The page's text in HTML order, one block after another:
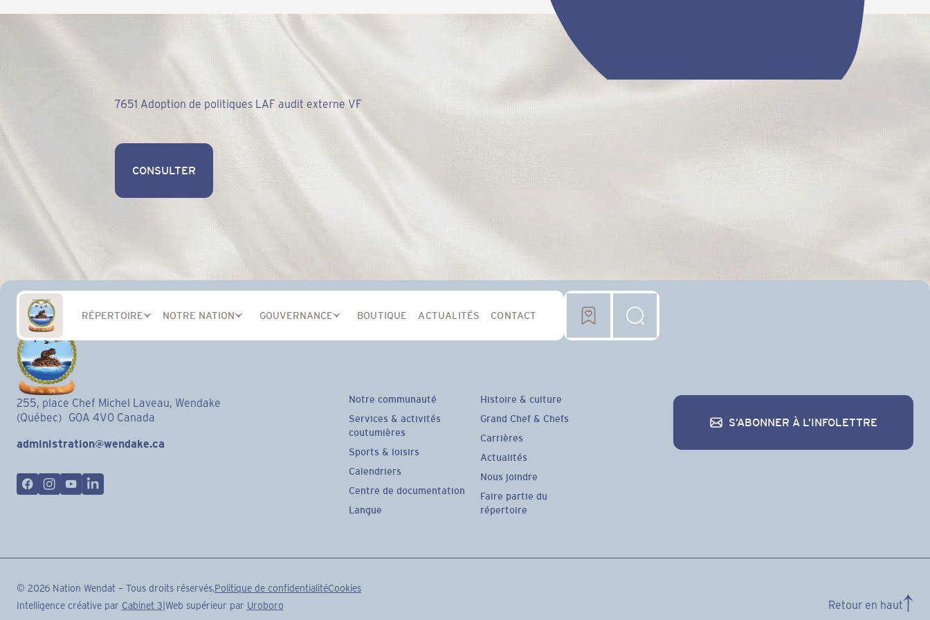
7651 Adoption de politiques LAF audit externe VF
CONSULTER
CONSULTER
RÉPERTOIRE NOTRE NATION GOUVERNANCE BOUTIQUE ACTUALITÉS CONTACT
255, place Chef Michel Laveau, Wendake
(Québec) G0A 4V0 Canada
administration@wendake.ca
Notre communauté
Services & activités
coutumières
Sports & loisirs
Calendriers
Centre de documentation
Langue
Histoire & culture
Grand Chef & Chefs
Carrières
Actualités
Nous joindre
Faire partie du
répertoire
S’ABONNER À L’INFOLETTRE
S’abonner à l’infolettre
© 2026Nation Wendat – Tous droits réservés.Politique de confidentialitéCookies
Intelligence créative par Cabinet 3|Web supérieur par Uroboro Retour en haut